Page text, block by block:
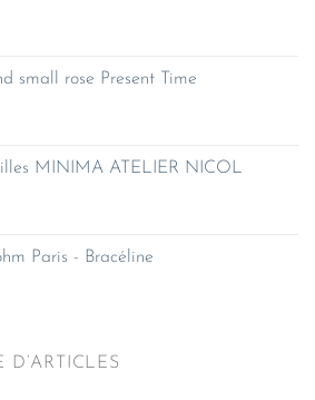
small rose Present Time
MINIMA ATELIER NICOL
Paris - Bracéline